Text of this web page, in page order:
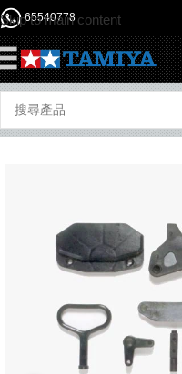
Skip to main content
65540778